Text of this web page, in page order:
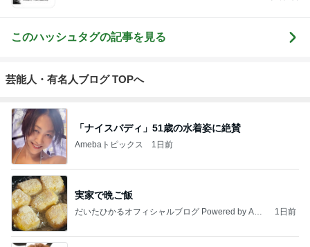
このハッシュタグの記事を見る
芸能人・有名人ブログ TOPへ
「ナイスバディ」51歳の水着姿に絶賛
Amebaトピックス 1日前
実家で晩ご飯
だいたひかるオフィシャルブログ Powered by Ame
1日前